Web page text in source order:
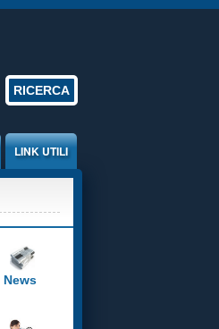
LINK UTILI
News